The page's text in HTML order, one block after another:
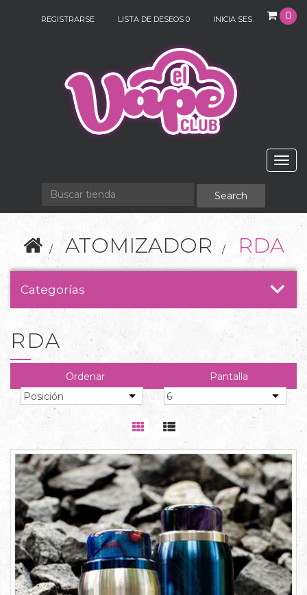
0
REGISTRARSE LISTA DE DESEOS 0 INICIA SESIÓN
ATOMIZADOR RDA
Categorías
RDA
Ordenar Pantalla